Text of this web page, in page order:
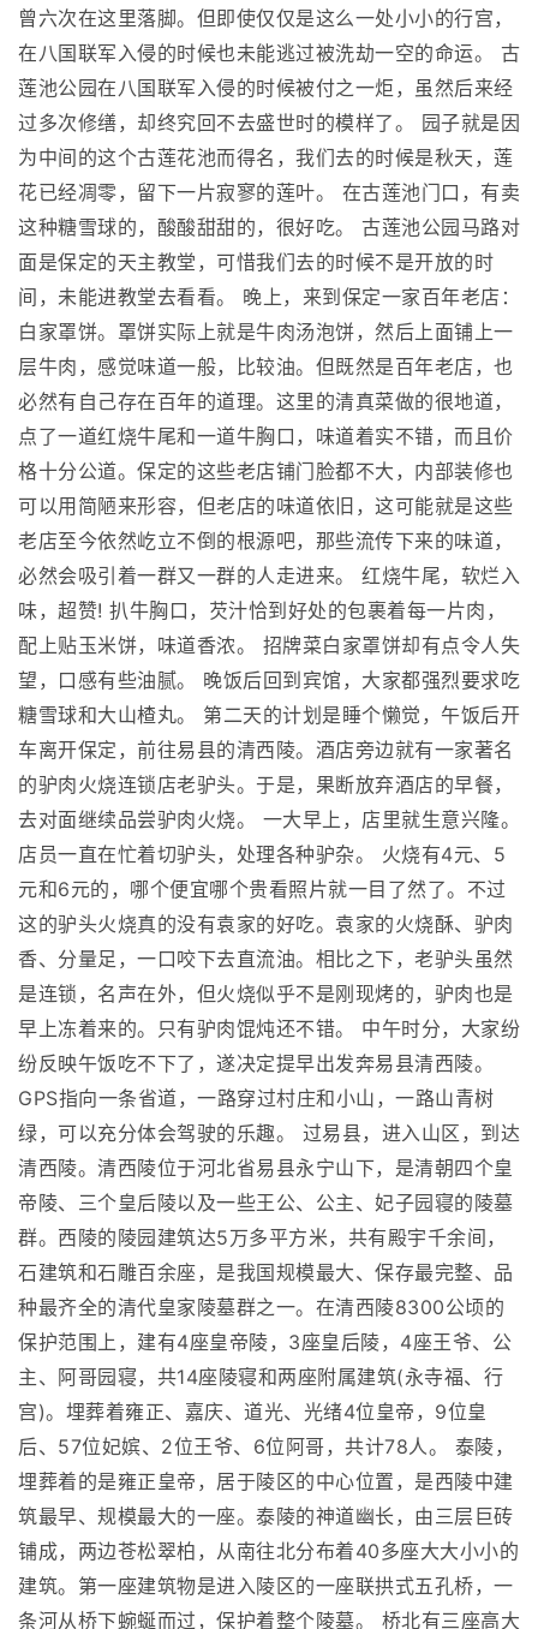
曾六次在这里落脚。但即使仅仅是这么一处小小的行宫，
在八国联军入侵的时候也未能逃过被洗劫一空的命运。 古
莲池公园在八国联军入侵的时候被付之一炬，虽然后来经
过多次修缮，却终究回不去盛世时的模样了。 园子就是因
为中间的这个古莲花池而得名，我们去的时候是秋天，莲
花已经凋零，留下一片寂寥的莲叶。 在古莲池门口，有卖
这种糖雪球的，酸酸甜甜的，很好吃。 古莲池公园马路对
面是保定的天主教堂，可惜我们去的时候不是开放的时
间，未能进教堂去看看。 晚上，来到保定一家百年老店：
白家罩饼。罩饼实际上就是牛肉汤泡饼，然后上面铺上一
层牛肉，感觉味道一般，比较油。但既然是百年老店，也
必然有自己存在百年的道理。这里的清真菜做的很地道，
点了一道红烧牛尾和一道牛胸口，味道着实不错，而且价
格十分公道。保定的这些老店铺门脸都不大，内部装修也
可以用简陋来形容，但老店的味道依旧，这可能就是这些
老店至今依然屹立不倒的根源吧，那些流传下来的味道，
必然会吸引着一群又一群的人走进来。 红烧牛尾，软烂入
味，超赞! 扒牛胸口，芡汁恰到好处的包裹着每一片肉，
配上贴玉米饼，味道香浓。 招牌菜白家罩饼却有点令人失
望，口感有些油腻。 晚饭后回到宾馆，大家都强烈要求吃
糖雪球和大山楂丸。 第二天的计划是睡个懒觉，午饭后开
车离开保定，前往易县的清西陵。酒店旁边就有一家著名
的驴肉火烧连锁店老驴头。于是，果断放弃酒店的早餐，
去对面继续品尝驴肉火烧。 一大早上，店里就生意兴隆。
店员一直在忙着切驴头，处理各种驴杂。 火烧有4元、5
元和6元的，哪个便宜哪个贵看照片就一目了然了。不过
这的驴头火烧真的没有袁家的好吃。袁家的火烧酥、驴肉
香、分量足，一口咬下去直流油。相比之下，老驴头虽然
是连锁，名声在外，但火烧似乎不是刚现烤的，驴肉也是
早上冻着来的。只有驴肉馄炖还不错。 中午时分，大家纷
纷反映午饭吃不下了，遂决定提早出发奔易县清西陵。
GPS指向一条省道，一路穿过村庄和小山，一路山青树
绿，可以充分体会驾驶的乐趣。 过易县，进入山区，到达
清西陵。清西陵位于河北省易县永宁山下，是清朝四个皇
帝陵、三个皇后陵以及一些王公、公主、妃子园寝的陵墓
群。西陵的陵园建筑达5万多平方米，共有殿宇千余间，
石建筑和石雕百余座，是我国规模最大、保存最完整、品
种最齐全的清代皇家陵墓群之一。在清西陵8300公顷的
保护范围上，建有4座皇帝陵，3座皇后陵，4座王爷、公
主、阿哥园寝，共14座陵寝和两座附属建筑(永寺福、行
宫)。埋葬着雍正、嘉庆、道光、光绪4位皇帝，9位皇
后、57位妃嫔、2位王爷、6位阿哥，共计78人。 泰陵，
埋葬着的是雍正皇帝，居于陵区的中心位置，是西陵中建
筑最早、规模最大的一座。泰陵的神道幽长，由三层巨砖
铺成，两边苍松翠柏，从南往北分布着40多座大大小小的
建筑。第一座建筑物是进入陵区的一座联拱式五孔桥，一
条河从桥下蜿蜒而过，保护着整个陵墓。 桥北有三座高大